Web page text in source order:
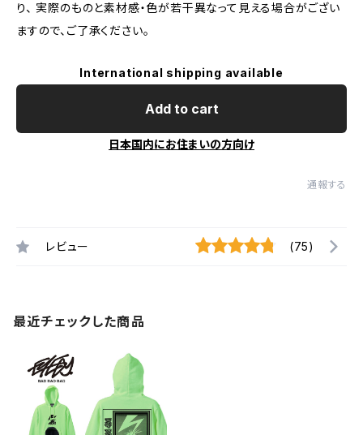
り、 実際のものと素材感・色が若干異なって見える場合がござい
ますので、ご了承ください。
International shipping available
Add to cart
日本国内にお住まいの方向け
通報する
レビュー (75)
最近チェックした商品